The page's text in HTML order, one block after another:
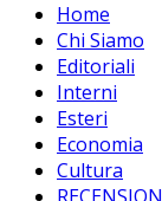
Home
Chi Siamo
Editoriali
Interni
Esteri
Economia
Cultura